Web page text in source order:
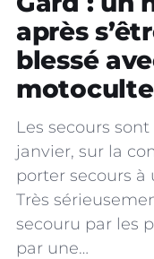
après
blessé
Les secours
janvier, sur la
porter secours
Très
secouru par les
par une…